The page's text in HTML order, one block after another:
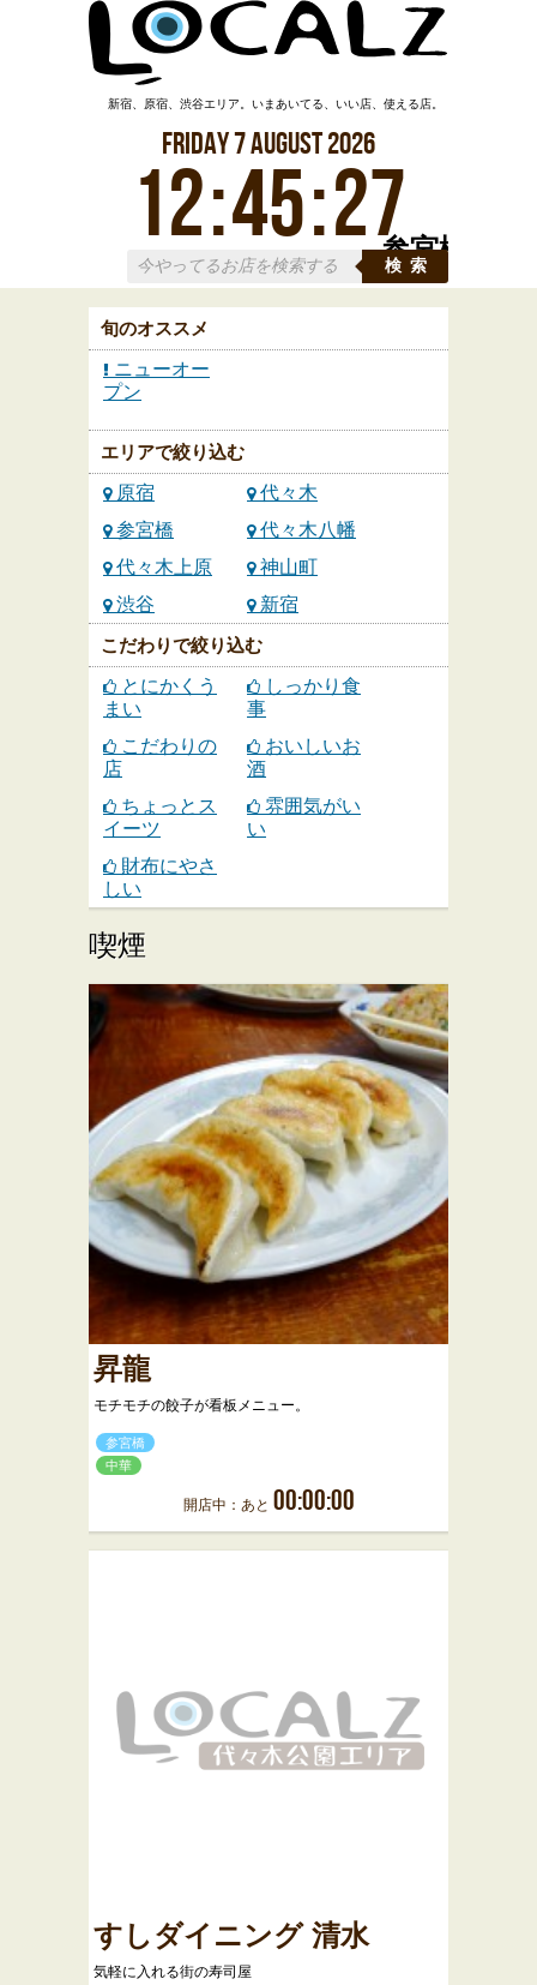
参宮橋
新宿、原宿、渋谷エリア。いまあいてる、いい店、使える店。
Friday7August2026
12:45:28
検索
旬のオススメ
ニューオー
プン
エリアで絞り込む
原宿
代々木
参宮橋
代々木八幡
代々木上原
神山町
渋谷
新宿
こだわりで絞り込む
とにかくう
まい
しっかり食
事
こだわりの
店
おいしいお
酒
ちょっとス
イーツ
雰囲気がい
い
財布にやさ
しい
喫煙
昇龍
モチモチの餃子が看板メニュー。
参宮橋
中華
開店中：あと 00:00:00
すしダイニング 清水
気軽に入れる街の寿司屋